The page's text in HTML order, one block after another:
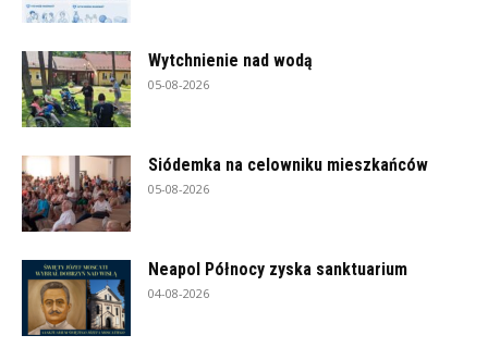
Wytchnienie nad wodą
05-08-2026
Siódemka na celowniku mieszkańców
05-08-2026
Neapol Północy zyska sanktuarium
04-08-2026